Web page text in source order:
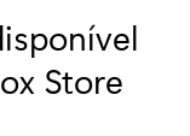
Store